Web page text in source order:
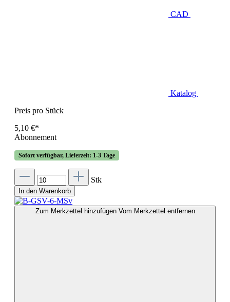
CAD
Katalog
Preis pro Stück
5,10 €*
Abonnement
Sofort verfügbar, Lieferzeit: 1-3 Tage
Stk
In den Warenkorb
Zum Merkzettel hinzufügen Vom Merkzettel entfernen